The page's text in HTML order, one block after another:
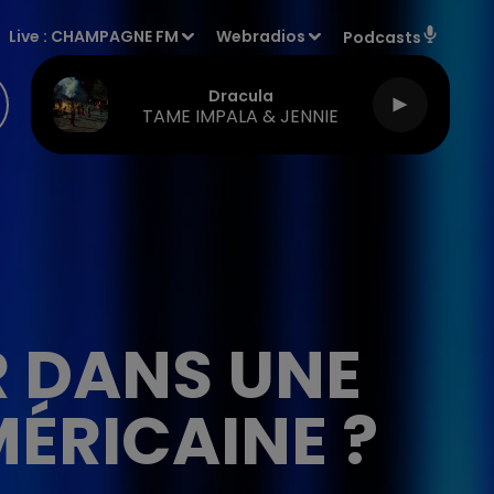
Live : CHAMPAGNE FM Webradios Podcasts
Dracula
TAME IMPALA & JENNIE
DANS UNE
?